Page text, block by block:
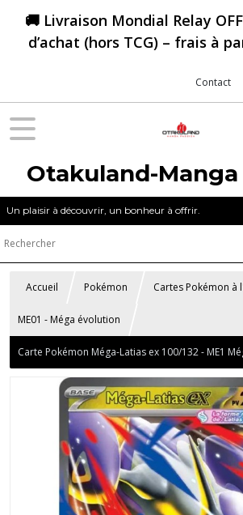
🚚 Livraison Mondial Relay
d’achat (hors TCG) – frais à
Contact
Otakuland-Manga
Un plaisir à découvrir, un bonheur à offrir.
Accueil Pokémon Cartes Pokémon à
ME01 - Méga évolution
Carte Pokémon Méga-Latias ex 100/132 - ME1